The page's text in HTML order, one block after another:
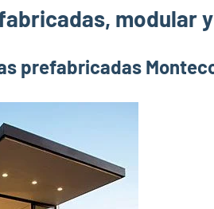
modular
prefabricadas